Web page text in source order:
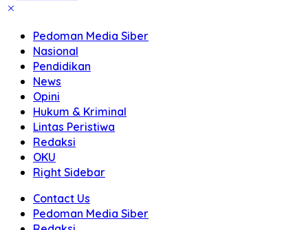
Pedoman Media Siber
Nasional
Pendidikan
News
Opini
Hukum & Kriminal
Lintas Peristiwa
Redaksi
OKU
Right Sidebar
Contact Us
Pedoman Media Siber